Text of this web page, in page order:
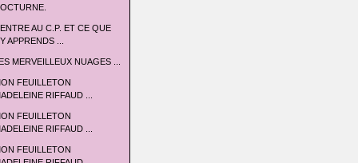
AU C.P. ET CE QUE
APPRENDS ...
MERVEILLEUX NUAGES ...
FEUILLETON
RIFFAUD ...
FEUILLETON
RIFFAUD ...
FEUILLETON